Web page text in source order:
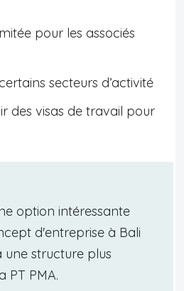
pour les associés
secteurs d’activité
des visas de travail pour
option intéressante
d'entreprise à Bali
structure plus
PT PMA.